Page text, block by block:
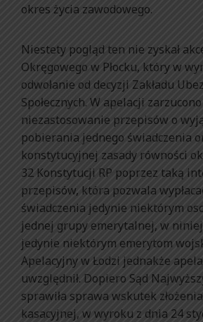
okres życia zawodowego.
Niestety pogląd ten nie zyskał
Okręgowego w Płocku, który w
odwołanie od decyzji Zakładu
Społecznych. W apelacji
niezastosowanie przepisów o
pobierania jednego świadczenia
konstytucyjnej zasady równości
32 Konstytucji RP poprzez taką
przepisów, która pozwala
świadczenia jedynie niektórym
jednej grupy emerytalnej, w
jedynie niektórym emerytom
Apelacyjny w Łodzi jednakże
uwzględnił. Dopiero Sąd
sprawiła sprawa wskutek
kasacyjnej, w wyroku z dnia 24